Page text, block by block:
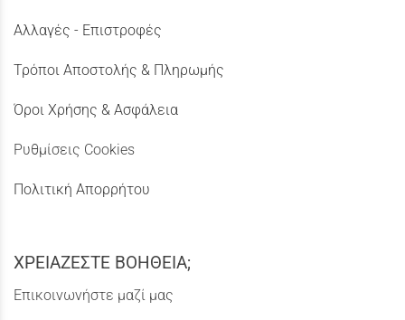
Αλλαγές - Επιστροφές
Τρόποι Αποστολής & Πληρωμής
Όροι Χρήσης & Ασφάλεια
Ρυθμίσεις Cookies
Πολιτική Απορρήτου
ΧΡΕΙΑΖΕΣΤΕ ΒΟΗΘΕΙΑ;
Επικοινωνήστε μαζί μας